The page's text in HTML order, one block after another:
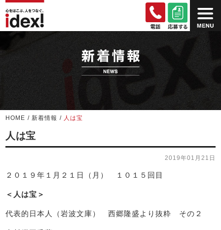
HOME /新着情報 / 人は宝
人は宝
2019年01月21日
２０１９年１月２１日（月） １０１５回目
＜人は宝＞
代表的日本人（岩波文庫） 西郷隆盛より抜粋 その２